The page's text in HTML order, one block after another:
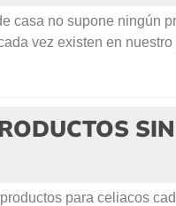
casa no supone ningún
vez existen en
para celiacos